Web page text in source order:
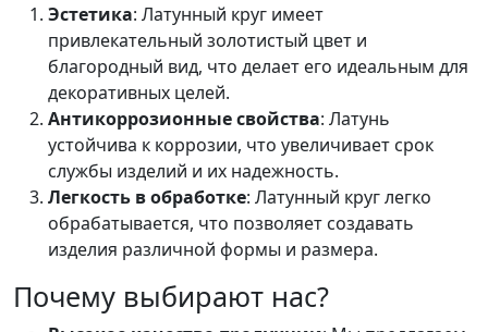
Эстетика: Латунный круг имеет
привлекательный золотистый цвет и
благородный вид, что делает его идеальным для
декоративных целей.
Антикоррозионные свойства: Латунь
устойчива к коррозии, что увеличивает срок
службы изделий и их надежность.
Легкость в обработке: Латунный круг легко
обрабатывается, что позволяет создавать
изделия различной формы и размера.
Почему выбирают нас?